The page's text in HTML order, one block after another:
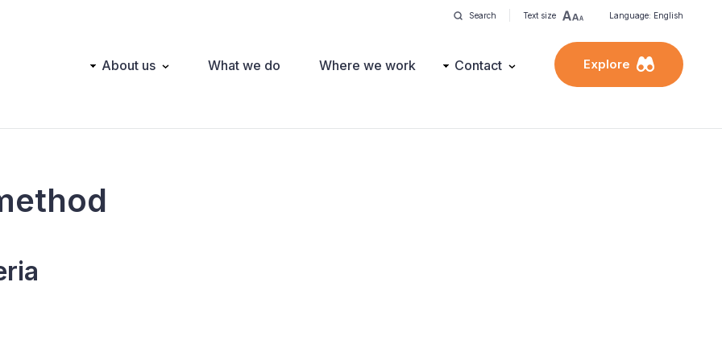
Search Text size Language: English
Main About us What we do Where we work Contact Explore